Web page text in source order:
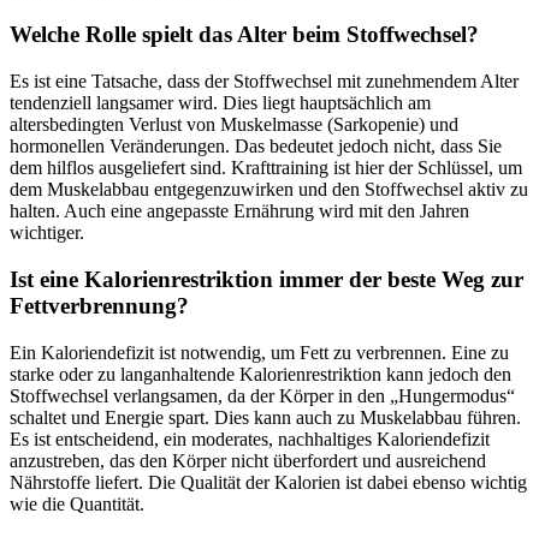
Welche Rolle spielt das Alter beim Stoffwechsel?
Es ist eine Tatsache, dass der Stoffwechsel mit zunehmendem Alter
tendenziell langsamer wird. Dies liegt hauptsächlich am
altersbedingten Verlust von Muskelmasse (Sarkopenie) und
hormonellen Veränderungen. Das bedeutet jedoch nicht, dass Sie
dem hilflos ausgeliefert sind. Krafttraining ist hier der Schlüssel, um
dem Muskelabbau entgegenzuwirken und den Stoffwechsel aktiv zu
halten. Auch eine angepasste Ernährung wird mit den Jahren
wichtiger.
Ist eine Kalorienrestriktion immer der beste Weg zur
Fettverbrennung?
Ein Kaloriendefizit ist notwendig, um Fett zu verbrennen. Eine zu
starke oder zu langanhaltende Kalorienrestriktion kann jedoch den
Stoffwechsel verlangsamen, da der Körper in den „Hungermodus“
schaltet und Energie spart. Dies kann auch zu Muskelabbau führen.
Es ist entscheidend, ein moderates, nachhaltiges Kaloriendefizit
anzustreben, das den Körper nicht überfordert und ausreichend
Nährstoffe liefert. Die Qualität der Kalorien ist dabei ebenso wichtig
wie die Quantität.